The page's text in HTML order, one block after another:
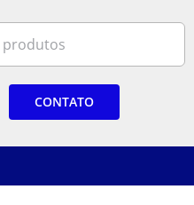
CONTATO